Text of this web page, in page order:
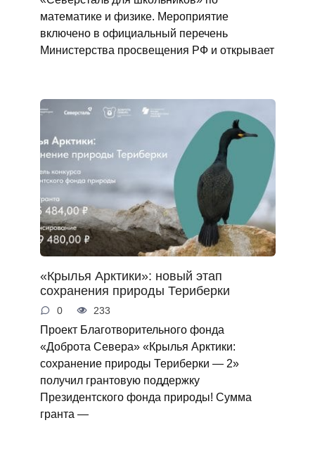
математике и физике. Мероприятие
включено в официальный перечень
Министерства просвещения РФ и открывает
«Крылья Арктики»: новый этап
сохранения природы Териберки
0 233
Проект Благотворительного фонда
«Доброта Севера» «Крылья Арктики:
сохранение природы Териберки — 2»
получил грантовую поддержку
Президентского фонда природы! Сумма
гранта —